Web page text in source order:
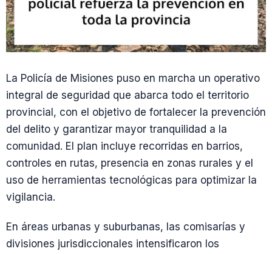
La Policía de Misiones puso en marcha un operativo
integral de seguridad que abarca todo el territorio
provincial, con el objetivo de fortalecer la prevención
del delito y garantizar mayor tranquilidad a la
comunidad. El plan incluye recorridas en barrios,
controles en rutas, presencia en zonas rurales y el
uso de herramientas tecnológicas para optimizar la
vigilancia.
En áreas urbanas y suburbanas, las comisarías y
divisiones jurisdiccionales intensificaron los